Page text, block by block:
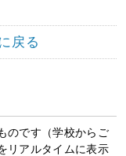
戻る
のです（学校からご
リアルタイムに表示